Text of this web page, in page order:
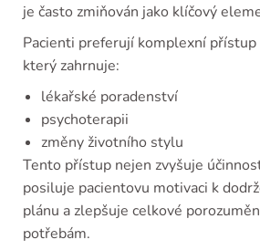
je často zmiňován jako klíčový
Pacienti preferují komplexní přístup
který zahrnuje:
lékařské poradenství
psychoterapii
změny životního stylu
Tento přístup nejen zvyšuje
posiluje pacientovu motivaci k
plánu a zlepšuje celkové
potřebám.